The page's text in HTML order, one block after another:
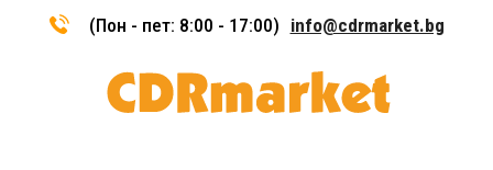
(Пон - пет: 8:00 - 17:00) info@cdrmarket.bg